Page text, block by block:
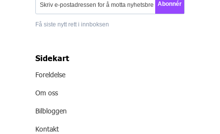
Abonnér
Få siste nytt rett i innboksen
Sidekart
Foreldelse
Om oss
Bilbloggen
Kontakt